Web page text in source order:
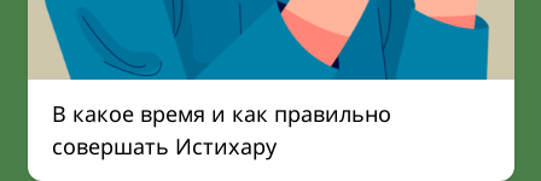
В какое время и как правильно
совершать Истихару